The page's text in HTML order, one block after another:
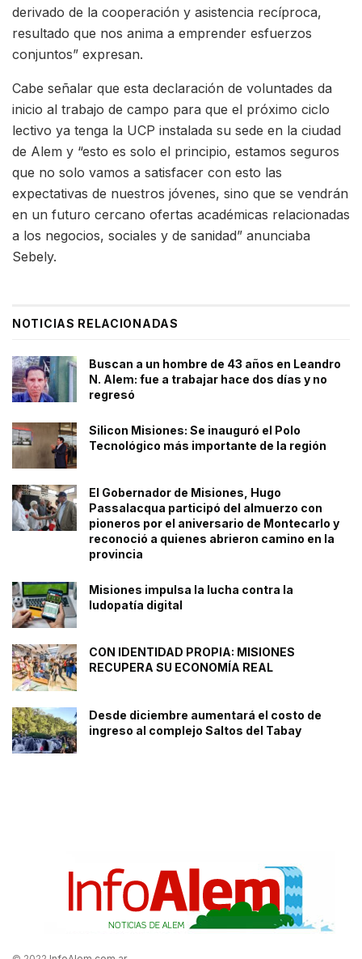
derivado de la cooperación y asistencia recíproca,
resultado que nos anima a emprender esfuerzos
conjuntos” expresan.
Cabe señalar que esta declaración de voluntades da
inicio al trabajo de campo para que el próximo ciclo
lectivo ya tenga la UCP instalada su sede en la ciudad
de Alem y “esto es solo el principio, estamos seguros
que no solo vamos a satisfacer con esto las
expectativas de nuestros jóvenes, sino que se vendrán
en un futuro cercano ofertas académicas relacionadas
a los negocios, sociales y de sanidad” anunciaba
Sebely.
NOTICIAS RELACIONADAS
Buscan a un hombre de 43 años en Leandro
N. Alem: fue a trabajar hace dos días y no
regresó
Silicon Misiones: Se inauguró el Polo
Tecnológico más importante de la región
El Gobernador de Misiones, Hugo
Passalacqua participó del almuerzo con
pioneros por el aniversario de Montecarlo y
reconoció a quienes abrieron camino en la
provincia
Misiones impulsa la lucha contra la
ludopatía digital
CON IDENTIDAD PROPIA: MISIONES
RECUPERA SU ECONOMÍA REAL
Desde diciembre aumentará el costo de
ingreso al complejo Saltos del Tabay